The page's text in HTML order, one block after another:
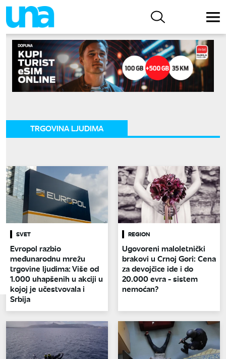
TRGOVINA LJUDIMA
SVET
Evropol razbio
međunarodnu mrežu
trgovine ljudima: Više od
1.000 uhapšenih u akciji u
kojoj je učestvovala i
Srbija
REGION
Ugovoreni maloletnički
brakovi u Crnoj Gori: Cena
za devojčice ide i do
20.000 evra - sistem
nemoćan?